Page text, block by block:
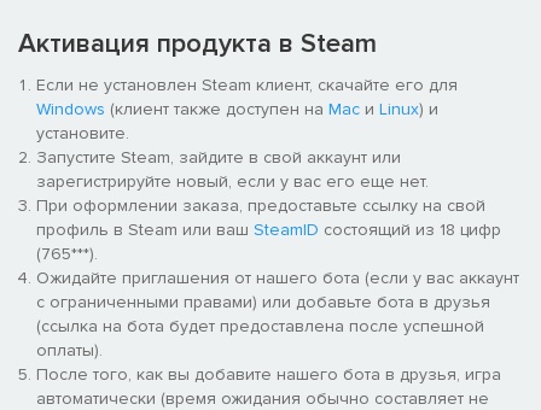
Активация продукта в Steam
Если не установлен Steam клиент, скачайте его для
Windows (клиент также доступен на Mac и Linux) и
установите.
Запустите Steam, зайдите в свой аккаунт или
зарегистрируйте новый, если у вас его еще нет.
При оформлении заказа, предоставьте ссылку на свой
профиль в Steam или ваш SteamID состоящий из 18 цифр
(765***).
Ожидайте приглашения от нашего бота (если у вас аккаунт
с ограниченными правами) или добавьте бота в друзья
(ссылка на бота будет предоставлена после успешной
оплаты).
После того, как вы добавите нашего бота в друзья, игра
автоматически (время ожидания обычно составляет не